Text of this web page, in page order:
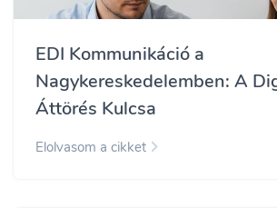
EDI Kommunikáció a
Nagykereskedelemben: A
Áttörés Kulcsa
Elolvasom a cikket